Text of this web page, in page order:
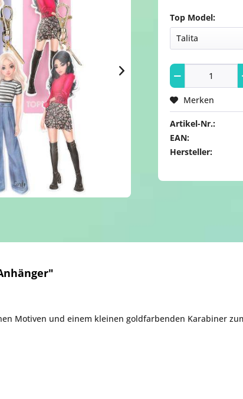
Top Model:
Merken
Artikel-Nr.:
EAN:
Hersteller:
Motiven und einem kleinen goldfarbenden Karabiner